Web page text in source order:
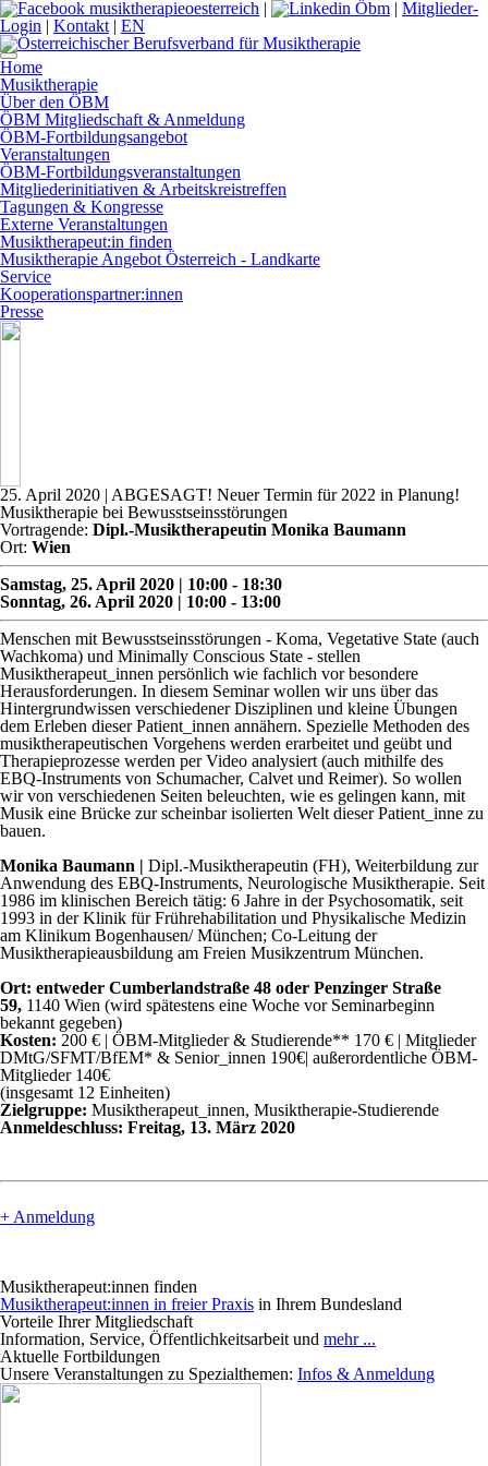
| | Mitglieder-
Login | Kontakt | EN
Home
Musiktherapie
Über den ÖBM
ÖBM Mitgliedschaft & Anmeldung
ÖBM-Fortbildungsangebot
Veranstaltungen
ÖBM-Fortbildungsveranstaltungen
Mitgliederinitiativen & Arbeitskreistreffen
Tagungen & Kongresse
Externe Veranstaltungen
Musiktherapeut:in finden
Musiktherapie Angebot Österreich - Landkarte
Service
Kooperationspartner:innen
Presse
25. April 2020 | ABGESAGT! Neuer Termin für 2022 in Planung!
Musiktherapie bei Bewusstseinsstörungen
Vortragende: Dipl.-Musiktherapeutin Monika Baumann
Ort: Wien
Samstag, 25. April 2020 | 10:00 - 18:30
Sonntag, 26. April 2020 | 10:00 - 13:00
Menschen mit Bewusstseinsstörungen - Koma, Vegetative State (auch
Wachkoma) und Minimally Conscious State - stellen
Musiktherapeut_innen persönlich wie fachlich vor besondere
Herausforderungen. In diesem Seminar wollen wir uns über das
Hintergrundwissen verschiedener Disziplinen und kleine Übungen
dem Erleben dieser Patient_innen annähern. Spezielle Methoden des
musiktherapeutischen Vorgehens werden erarbeitet und geübt und
Therapieprozesse werden per Video analysiert (auch mithilfe des
EBQ-Instruments von Schumacher, Calvet und Reimer). So wollen
wir von verschiedenen Seiten beleuchten, wie es gelingen kann, mit
Musik eine Brücke zur scheinbar isolierten Welt dieser Patient_inne zu
bauen.
Monika Baumann | Dipl.-Musiktherapeutin (FH), Weiterbildung zur
Anwendung des EBQ-Instruments, Neurologische Musiktherapie. Seit
1986 im klinischen Bereich tätig: 6 Jahre in der Psychosomatik, seit
1993 in der Klinik für Frührehabilitation und Physikalische Medizin
am Klinikum Bogenhausen/ München; Co-Leitung der
Musiktherapieausbildung am Freien Musikzentrum München.
Ort: entweder Cumberlandstraße 48 oder Penzinger Straße
59, 1140 Wien (wird spätestens eine Woche vor Seminarbeginn
bekannt gegeben)
Kosten: 200 € | ÖBM-Mitglieder & Studierende** 170 € | Mitglieder
DMtG/SFMT/BfEM* & Senior_innen 190€| außerordentliche ÖBM-
Mitglieder 140€
(insgesamt 12 Einheiten)
Zielgruppe: Musiktherapeut_innen, Musiktherapie-Studierende
Anmeldeschluss: Freitag, 13. März 2020
+ Anmeldung
Musiktherapeut:innen finden
Musiktherapeut:innen in freier Praxis in Ihrem Bundesland
Vorteile Ihrer Mitgliedschaft
Information, Service, Öffentlichkeitsarbeit und mehr ...
Aktuelle Fortbildungen
Unsere Veranstaltungen zu Spezialthemen: Infos & Anmeldung